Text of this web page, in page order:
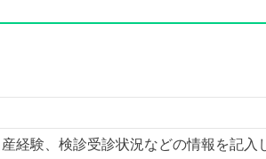
経験、検診受診状況などの情報を記入